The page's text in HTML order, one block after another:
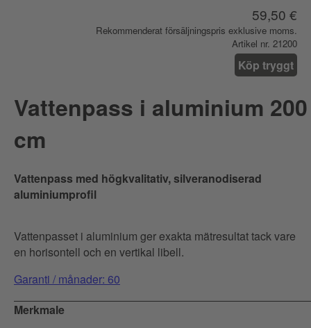
59,50 €
Rekommenderat försäljningspris exklusive moms.
Artikel nr. 21200
Köp tryggt
Vattenpass i aluminium 200
cm
Vattenpass med högkvalitativ, silveranodiserad
aluminiumprofil
Vattenpasset i aluminium ger exakta mätresultat tack vare
en horisontell och en vertikal libell.
Garanti / månader: 60
Merkmale